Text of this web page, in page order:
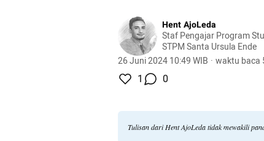
Hent AjoLeda
Staf Pengajar Program
STPM Santa Ursula Ende
26 Juni 2024 10:49 WIB · waktu baca
1 0
Tulisan dari Hent AjoLeda tidak mewakili